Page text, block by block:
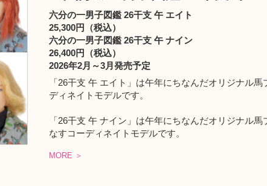
六分の一男子図鑑 26干支 午 エイト
25,300円（税込）
六分の一男子図鑑 26干支 午 ナイン
26,400円（税込）
2026年2月～3月発売予定
「26干支 午 エイト」は午年にちなんだオリジナル
ディネイトモデルです。
「26干支 午 ナイン」は午年にちなんだオリジナル
なすコーディネイトモデルです。
MORE ＞